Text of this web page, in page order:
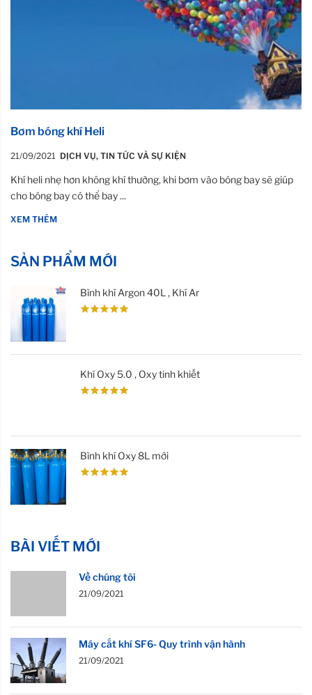
Bơm bóng khí Heli
21/09/2021 DỊCH VỤ, TIN TỨC VÀ SỰ KIỆN
Khí heli nhẹ hơn không khí thường, khi bơm vào bóng bay sẽ giúp
cho bóng bay có thể bay ...
XEM THÊM
SẢN PHẨM MỚI
Bình khí Argon 40L , Khí Ar
Khí Oxy 5.0 , Oxy tinh khiết
Bình khí Oxy 8L mới
BÀI VIẾT MỚI
Về chúng tôi
21/09/2021
Máy cắt khí SF6- Quy trình vận hành
21/09/2021